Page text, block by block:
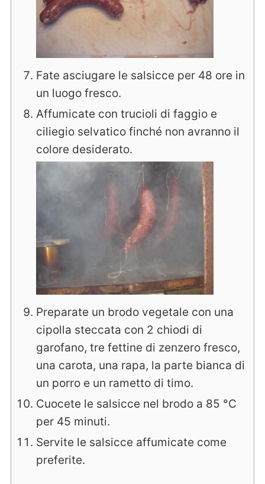
Fate asciugare le salsicce per 48 ore in
un luogo fresco.
Affumicate con trucioli di faggio e
ciliegio selvatico finché non avranno il
colore desiderato.
Preparate un brodo vegetale con una
cipolla steccata con 2 chiodi di
garofano, tre fettine di zenzero fresco,
una carota, una rapa, la parte bianca di
un porro e un rametto di timo.
Cuocete le salsicce nel brodo a 85 °C
per 45 minuti.
Servite le salsicce affumicate come
preferite.